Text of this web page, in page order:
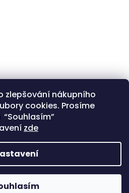
zlepšování nákupního
cookies. Prosíme
zde
Co je sublimační technologie?
2026Polštářkárna.cz